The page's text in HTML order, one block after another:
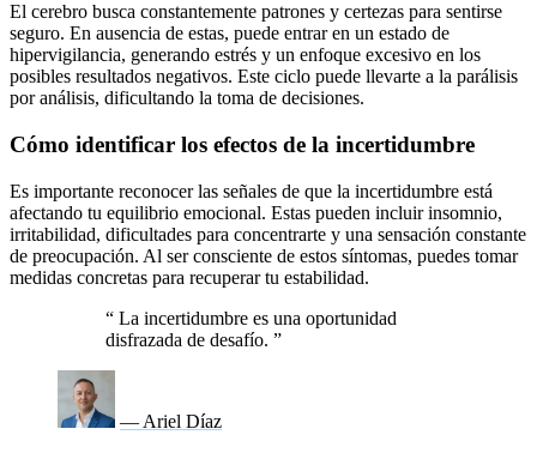
El cerebro busca constantemente patrones y certezas para sentirse
seguro. En ausencia de estas, puede entrar en un estado de
hipervigilancia, generando estrés y un enfoque excesivo en los
posibles resultados negativos. Este ciclo puede llevarte a la parálisis
por análisis, dificultando la toma de decisiones.
Cómo identificar los efectos de la incertidumbre
Es importante reconocer las señales de que la incertidumbre está
afectando tu equilibrio emocional. Estas pueden incluir insomnio,
irritabilidad, dificultades para concentrarte y una sensación constante
de preocupación. Al ser consciente de estos síntomas, puedes tomar
medidas concretas para recuperar tu estabilidad.
“ La incertidumbre es una oportunidad
disfrazada de desafío. ”
— Ariel Díaz